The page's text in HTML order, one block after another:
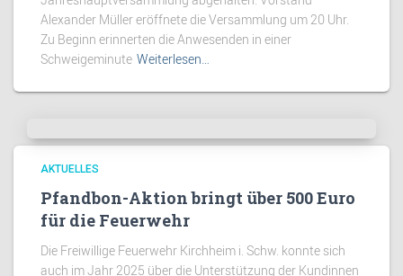
Alexander Müller eröffnete die Versammlung um 20 Uhr.
Zu Beginn erinnerten die Anwesenden in einer
Schweigeminute Weiterlesen…
AKTUELLES
Pfandbon-Aktion bringt über 500 Euro
für die Feuerwehr
Die Freiwillige Feuerwehr Kirchheim i. Schw. konnte sich
auch im Jahr 2025 über die Unterstützung der Kundinnen